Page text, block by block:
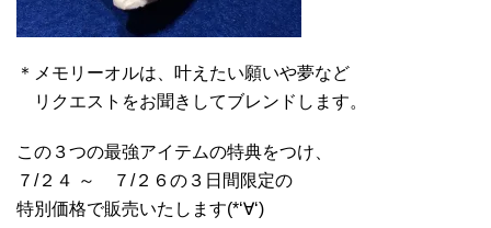
＊メモリーオルは、叶えたい願いや夢など
リクエストをお聞きしてブレンドします。
この３つの最強アイテムの特典をつけ、
７/２４ ～ ７/２６の３日間限定の
特別価格で販売いたします(*‘∀‘)